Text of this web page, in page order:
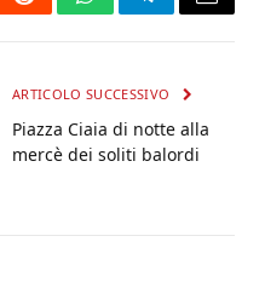
RedditWhatsAppTelegramEmail
ARTICOLO SUCCESSIVO
Piazza Ciaia di notte alla
mercè dei soliti balordi